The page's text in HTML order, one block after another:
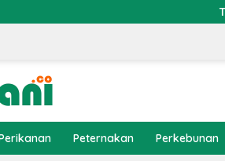
Tingkatkan
Peternakan Perkebunan